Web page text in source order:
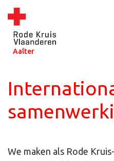
Aalter
We maken als Rode